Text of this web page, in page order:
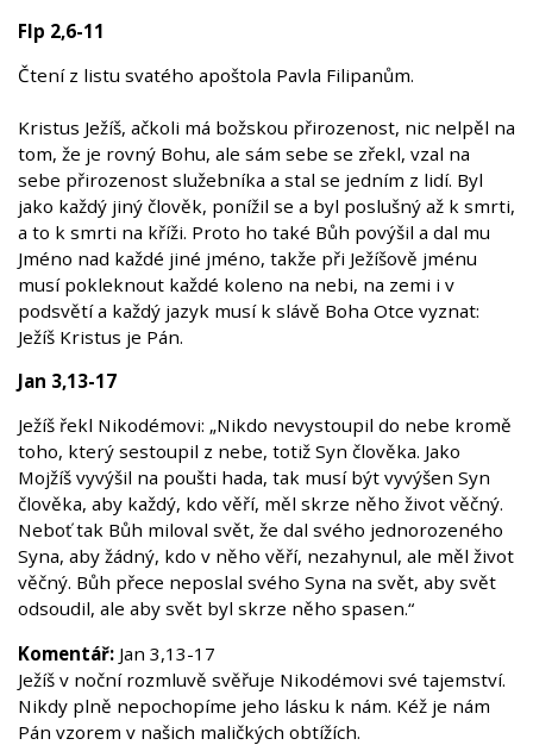
Flp 2,6-11
Čtení z listu svatého apoštola Pavla Filipanům.
Kristus Ježíš, ačkoli má božskou přirozenost, nic nelpěl na
tom, že je rovný Bohu, ale sám sebe se zřekl, vzal na
sebe přirozenost služebníka a stal se jedním z lidí. Byl
jako každý jiný člověk, ponížil se a byl poslušný až k smrti,
a to k smrti na kříži. Proto ho také Bůh povýšil a dal mu
Jméno nad každé jiné jméno, takže při Ježíšově jménu
musí pokleknout každé koleno na nebi, na zemi i v
podsvětí a každý jazyk musí k slávě Boha Otce vyznat:
Ježíš Kristus je Pán.
Jan 3,13-17
Ježíš řekl Nikodémovi: „Nikdo nevystoupil do nebe kromě
toho, který sestoupil z nebe, totiž Syn člověka. Jako
Mojžíš vyvýšil na poušti hada, tak musí být vyvýšen Syn
člověka, aby každý, kdo věří, měl skrze něho život věčný.
Neboť tak Bůh miloval svět, že dal svého jednorozeného
Syna, aby žádný, kdo v něho věří, nezahynul, ale měl život
věčný. Bůh přece neposlal svého Syna na svět, aby svět
odsoudil, ale aby svět byl skrze něho spasen.“
Komentář: Jan 3,13-17
Ježíš v noční rozmluvě svěřuje Nikodémovi své tajemství.
Nikdy plně nepochopíme jeho lásku k nám. Kéž je nám
Pán vzorem v našich maličkých obtížích.